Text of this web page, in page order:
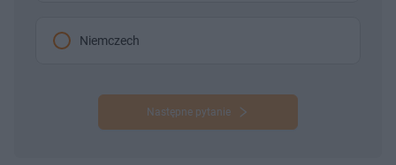
Niemczech
Następne pytanie